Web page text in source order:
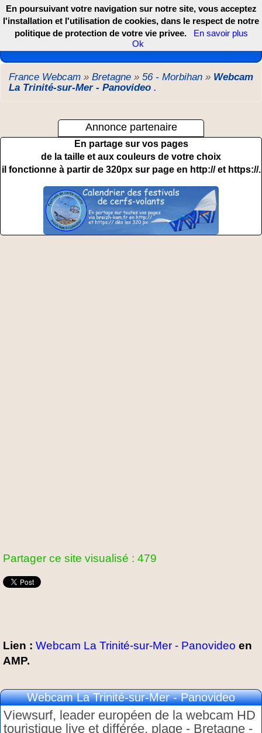
Les webcams de France, DOM TOM et COM
France Webcam » Bretagne » 56 - Morbihan » Webcam
La Trinité-sur-Mer - Panovideo .
Annonce partenaire
En partage sur vos pages
de la taille et aux couleurs de votre choix
il fonctionne à partir de 320px sur page en http:// et https://.
Partager ce site visualisé : 479
Lien : Webcam La Trinité-sur-Mer - Panovideo en
AMP.
Webcam La Trinité-sur-Mer - Panovideo
Viewsurf, leader européen de la webcam HD
touristique live et différée, plage - Bretagne -
En poursuivant votre navigation sur notre site, vous acceptez
l'installation et l'utilisation de cookies, dans le respect de notre
politique de protection de votre vie privee.
En savoir plus
Ok